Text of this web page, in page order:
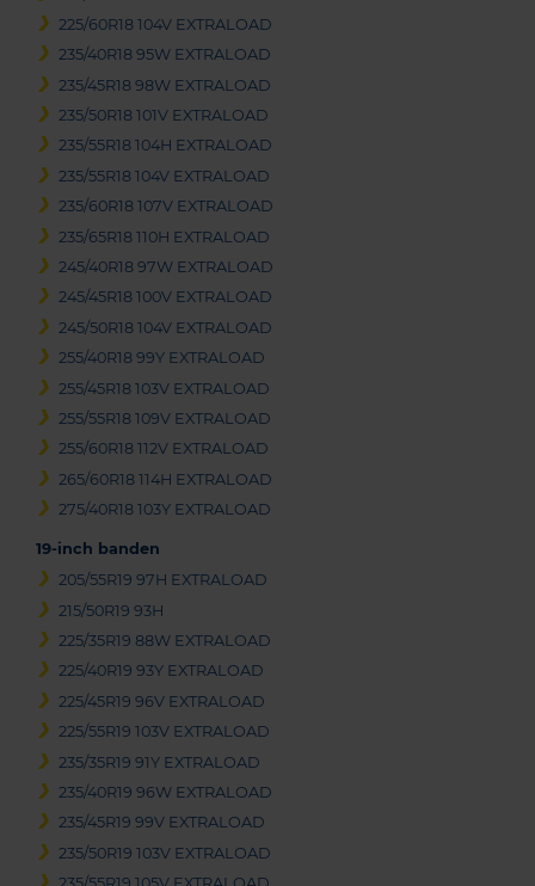
225/60R18 104V EXTRALOAD
235/40R18 95W EXTRALOAD
235/45R18 98W EXTRALOAD
235/50R18 101V EXTRALOAD
235/55R18 104H EXTRALOAD
235/55R18 104V EXTRALOAD
235/60R18 107V EXTRALOAD
235/65R18 110H EXTRALOAD
245/40R18 97W EXTRALOAD
245/45R18 100V EXTRALOAD
245/50R18 104V EXTRALOAD
255/40R18 99Y EXTRALOAD
255/45R18 103V EXTRALOAD
255/55R18 109V EXTRALOAD
255/60R18 112V EXTRALOAD
265/60R18 114H EXTRALOAD
275/40R18 103Y EXTRALOAD
19-inch banden
205/55R19 97H EXTRALOAD
215/50R19 93H
225/35R19 88W EXTRALOAD
225/40R19 93Y EXTRALOAD
225/45R19 96V EXTRALOAD
225/55R19 103V EXTRALOAD
235/35R19 91Y EXTRALOAD
235/40R19 96W EXTRALOAD
235/45R19 99V EXTRALOAD
235/50R19 103V EXTRALOAD